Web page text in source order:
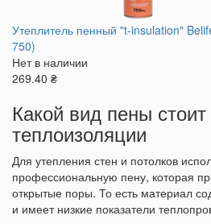
Утеплитель пенный "t-insulation"
750)
Нет в наличии
269.40 ₴
Какой вид пены
теплоизоляции
Для утепления стен и потолков
профессиональную пену, которая
открытые поры. То есть материал
и имеет низкие показатели